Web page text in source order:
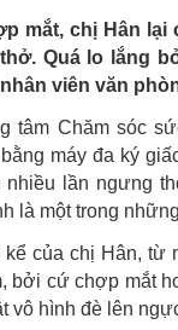
mắt, chị Hân
Quá lo lắng
viên văn
tâm Chăm sóc
bằng máy đa ký
nhiều lần ngưng
là một trong
của chị Hân, từ
bởi cứ chợp mắt
vô hình đè lên